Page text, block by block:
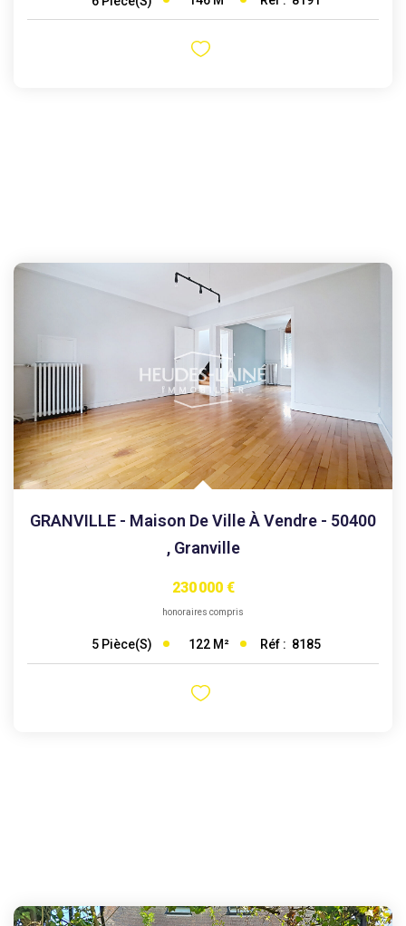
GRANVILLE - Maison De Ville À Vendre - 50400
, Granville
230 000 €
honoraires compris
5 Pièce(s) 122 M² Réf : 8185